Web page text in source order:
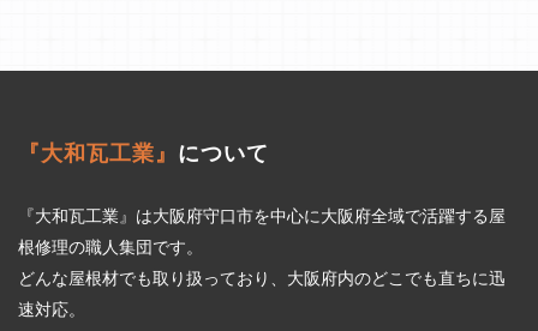
『大和瓦工業』 について
『大和瓦工業』は大阪府守口市を中心に大阪府全域で活躍する屋
根修理の職人集団です。
どんな屋根材でも取り扱っており、大阪府内のどこでも直ちに迅
速対応。